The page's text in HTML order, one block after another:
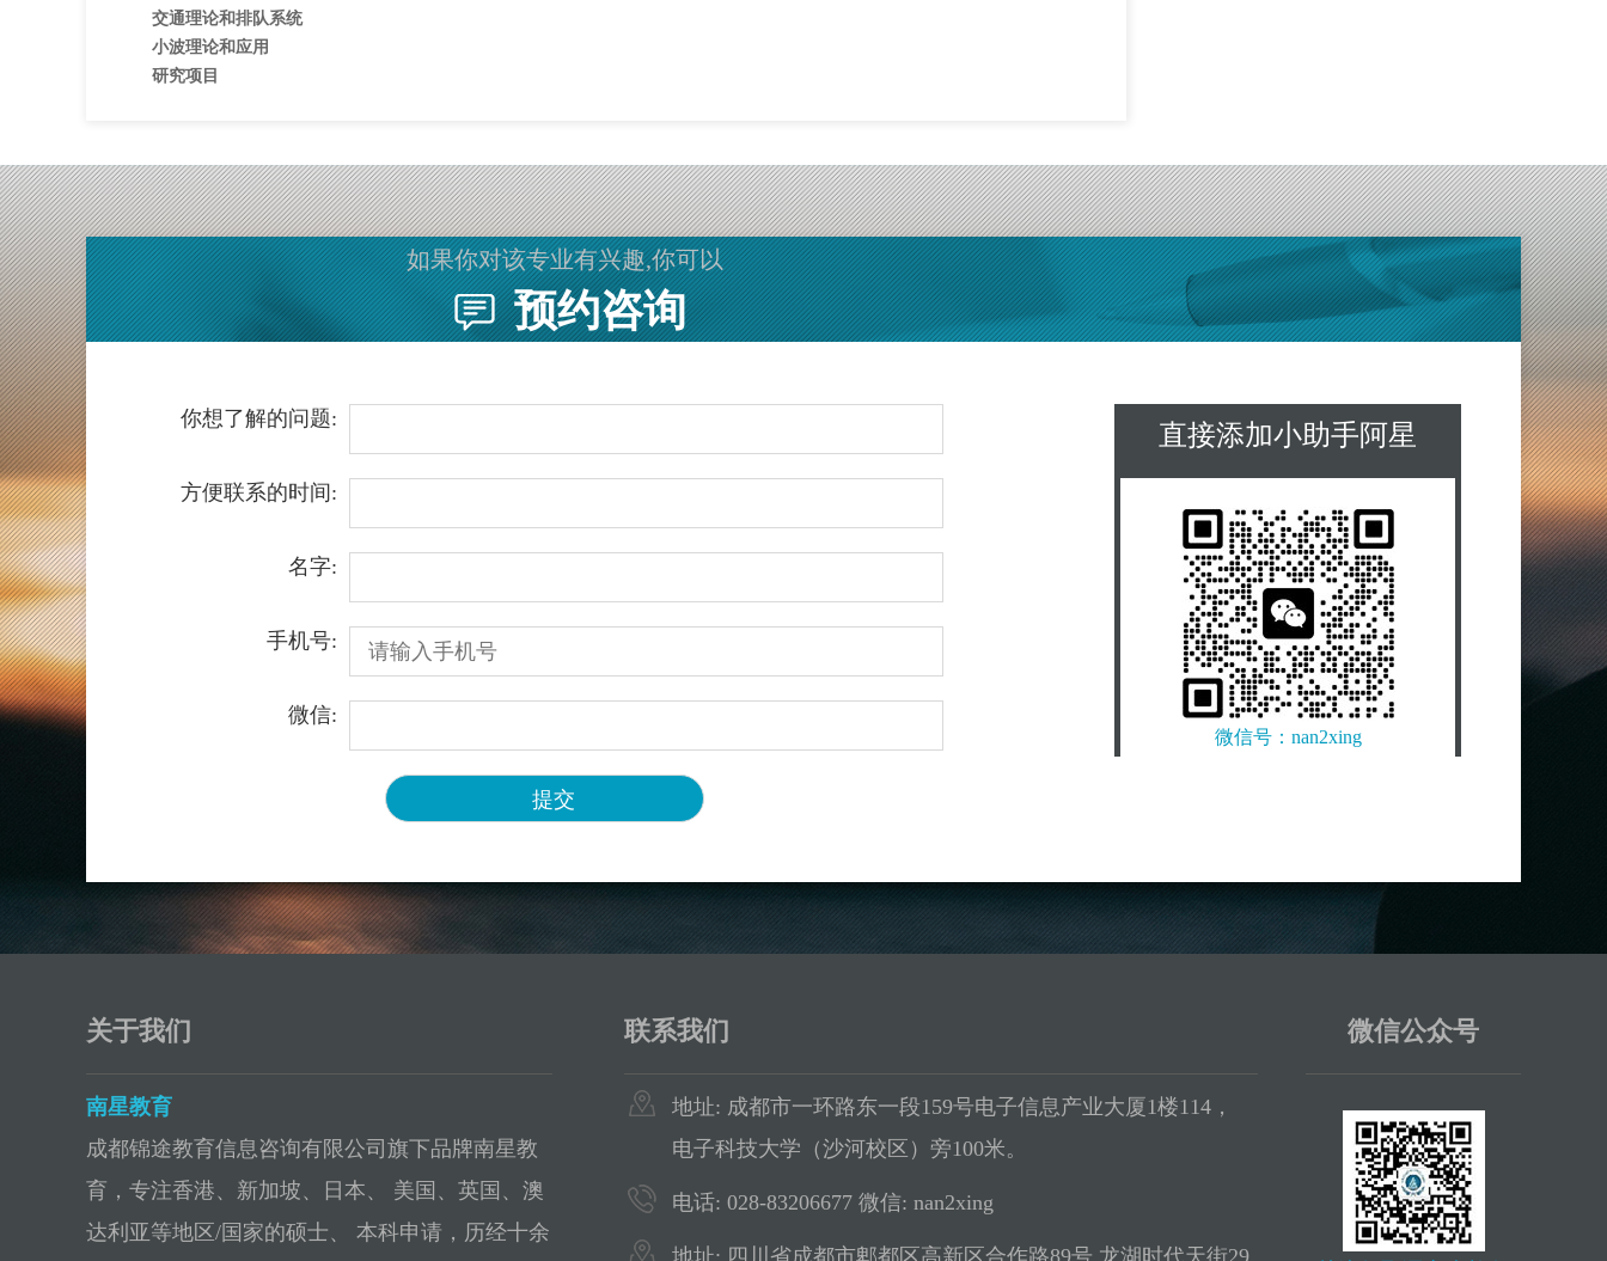
交通理论和排队系统
小波理论和应用
研究项目
如果你对该专业有兴趣,你可以
预约咨询
你想了解的问题:
方便联系的时间:
名字:
手机号:
微信:
直接添加小助手阿星
微信号：nan2xing
关于我们
南星教育
成都锦途教育信息咨询有限公司旗下品牌南星教
育，专注香港、新加坡、日本、 美国、英国、澳
达利亚等地区/国家的硕士、 本科申请，历经十余
联系我们
地址: 成都市一环路东一段159号电子信息产业大厦1楼114，
电子科技大学（沙河校区）旁100米。
电话: 028-83206677 微信: nan2xing
地址: 四川省成都市郫都区高新区合作路89号 龙湖时代天街29
微信公众号